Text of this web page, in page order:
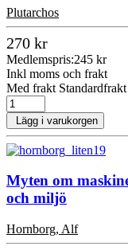
Plutarchos
270 kr
Medlemspris:245 kr
Inkl moms och frakt
Med frakt
Lägg i varukorgen
Myten om
och miljö
Hornborg, Alf